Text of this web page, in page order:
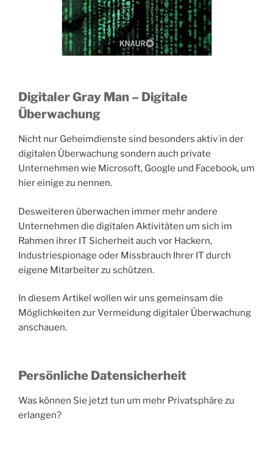
Digitaler Gray Man – Digitale
Überwachung
Nicht nur Geheimdienste sind besonders aktiv in der
digitalen Überwachung sondern auch private
Unternehmen wie Microsoft, Google und Facebook, um
hier einige zu nennen.
Desweiteren überwachen immer mehr andere
Unternehmen die digitalen Aktivitäten um sich im
Rahmen ihrer IT Sicherheit auch vor Hackern,
Industriespionage oder Missbrauch Ihrer IT durch
eigene Mitarbeiter zu schützen.
In diesem Artikel wollen wir uns gemeinsam die
Möglichkeiten zur Vermeidung digitaler Überwachung
anschauen.
Persönliche Datensicherheit
Was können Sie jetzt tun um mehr Privatsphäre zu
erlangen?